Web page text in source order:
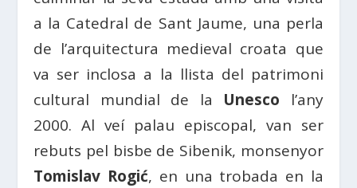
a la Catedral de Sant Jaume, una perla
de l’arquitectura medieval croata que
va ser inclosa a la llista del patrimoni
cultural mundial de la Unesco l’any
2000. Al veí palau episcopal, van ser
rebuts pel bisbe de Sibenik, monsenyor
Tomislav Rogić, en una trobada en la